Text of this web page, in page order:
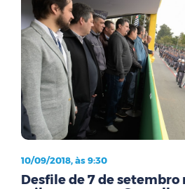
10/09/2018, às 9:30
Desfile de 7 de setembro